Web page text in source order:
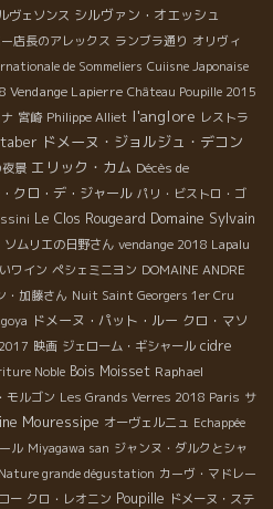
ヴェソンス シルヴァン・オエッシュ
店長のアレックス ランブラ通り オリヴィ
de Sommeliers Cuiisne Japonaise
Vendange Lapierre Château Poupille 2015
宮崎 Philippe Alliet l'anglore レストラ
ドメーヌ・ジョルジュ・デコン
景 エリック・カム Décès de
クロ・デ・ジャール パリ・ビストロ・ゴ
Le Clos Rougeard Domaine Sylvain
ソムリエの日野さん vendange 2018 Lapalu
ワイン ペシェミニヨン DOMAINE ANDRE
・加藤さん Nuit Saint Georgers 1er Cru
ドメーヌ・パット・ルー クロ・マソ
映画 ジェローム・ギシャール cidre
Noble Bois Moisset Raphael
モルゴン Les Grands Verres 2018 Paris サ
Mouressipe オーヴェルニュ Echappée
ル Miyagawa san ジャンヌ・ダルクとシャ
grande dégustation カーヴ・マドレー
ー クロ・レオニン Poupille ドメーヌ・ステ